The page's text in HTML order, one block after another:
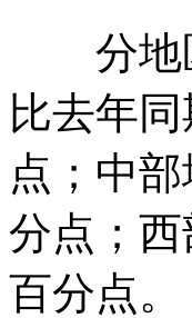
分地区
比去年
点；中
分点；西
百分点。